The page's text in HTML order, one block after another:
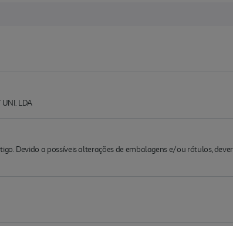
UNI. LDA
Devido a possíveis alterações de embalagens e/ou rótulos,